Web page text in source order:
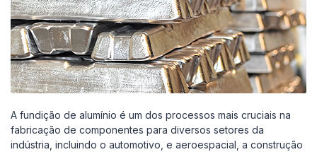
A fundição de alumínio é um dos processos mais cruciais na
fabricação de componentes para diversos setores da
indústria, incluindo o automotivo, e aeroespacial, a construção